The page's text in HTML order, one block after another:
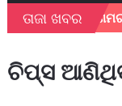
ତାଜା ଖବର
ମହାନଗର ନିଗମର
ଚିପ୍ସ